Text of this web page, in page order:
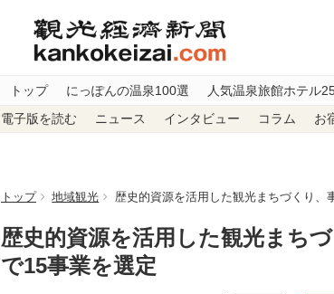
トップ にっぽんの温泉100選 人気温泉旅館ホテル
電子版を読む ニュース インタビュー コラム お
トップ 地域観光 歴史的資源を活用した観光まちづくり、
歴史的資源を活用した観光まち
で15事業を選定